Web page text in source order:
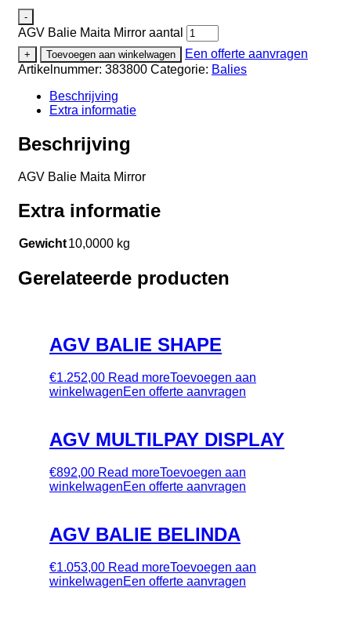
-
AGV Balie Maita Mirror aantal
+ Toevoegen aan winkelwagen
Een offerte aanvragen
Artikelnummer: 383800 Categorie: Balies
Beschrijving
Extra informatie
Beschrijving
AGV Balie Maita Mirror
Extra informatie
Gewicht10,0000 kg
Gerelateerde producten
AGV BALIE SHAPE
€1.252,00 Read moreToevoegen aan
winkelwagenEen offerte aanvragen
AGV MULTILPAY DISPLAY
€892,00 Read moreToevoegen aan
winkelwagenEen offerte aanvragen
AGV BALIE BELINDA
€1.053,00 Read moreToevoegen aan
winkelwagenEen offerte aanvragen